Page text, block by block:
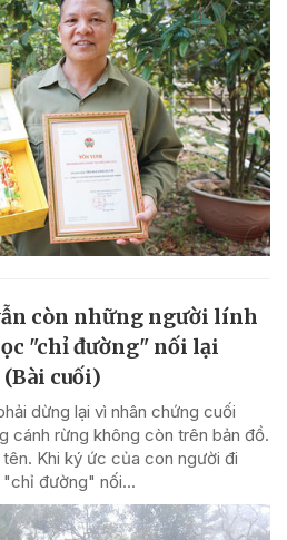
còn những người lính
"chỉ đường" nối lại
cuối)
dừng lại vì nhân chứng cuối
cánh rừng không còn trên bản đồ.
Khi ký ức của con người đi
đường" nối...